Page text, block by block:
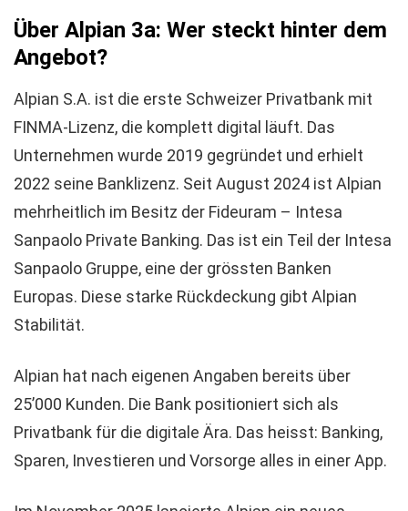
Über Alpian 3a: Wer steckt hinter dem
Angebot?
Alpian S.A. ist die erste Schweizer Privatbank mit
FINMA-Lizenz, die komplett digital läuft. Das
Unternehmen wurde 2019 gegründet und erhielt
2022 seine Banklizenz. Seit August 2024 ist Alpian
mehrheitlich im Besitz der Fideuram – Intesa
Sanpaolo Private Banking. Das ist ein Teil der Intesa
Sanpaolo Gruppe, eine der grössten Banken
Europas. Diese starke Rückdeckung gibt Alpian
Stabilität.
Alpian hat nach eigenen Angaben bereits über
25’000 Kunden. Die Bank positioniert sich als
Privatbank für die digitale Ära. Das heisst: Banking,
Sparen, Investieren und Vorsorge alles in einer App.